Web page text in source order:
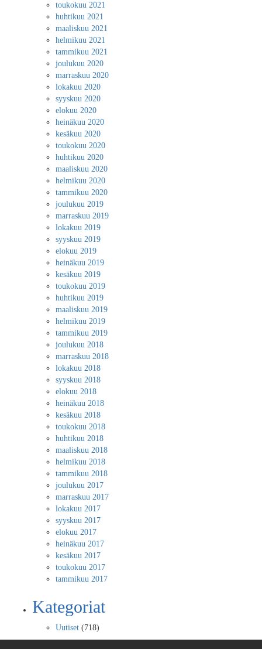
toukokuu 2021
huhtikuu 2021
maaliskuu 2021
helmikuu 2021
tammikuu 2021
joulukuu 2020
marraskuu 2020
lokakuu 2020
syyskuu 2020
elokuu 2020
heinäkuu 2020
kesäkuu 2020
toukokuu 2020
huhtikuu 2020
maaliskuu 2020
helmikuu 2020
tammikuu 2020
joulukuu 2019
marraskuu 2019
lokakuu 2019
syyskuu 2019
elokuu 2019
heinäkuu 2019
kesäkuu 2019
toukokuu 2019
huhtikuu 2019
maaliskuu 2019
helmikuu 2019
tammikuu 2019
joulukuu 2018
marraskuu 2018
lokakuu 2018
syyskuu 2018
elokuu 2018
heinäkuu 2018
kesäkuu 2018
toukokuu 2018
huhtikuu 2018
maaliskuu 2018
helmikuu 2018
tammikuu 2018
joulukuu 2017
marraskuu 2017
lokakuu 2017
syyskuu 2017
elokuu 2017
heinäkuu 2017
kesäkuu 2017
toukokuu 2017
tammikuu 2017
Kategoriat
Uutiset (718)